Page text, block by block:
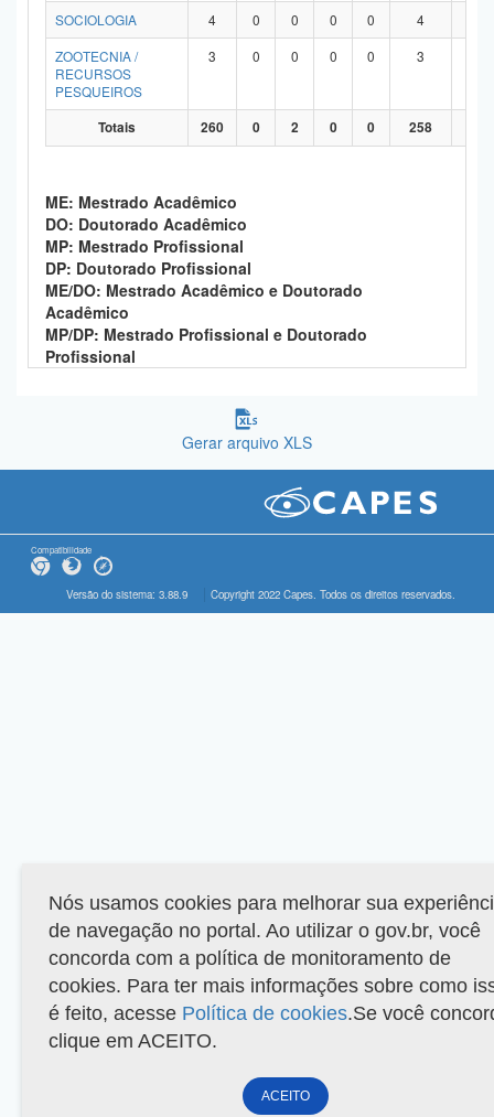
SOCIOLOGIA
4 0 0 0 0 4
ZOOTECNIA /
RECURSOS
PESQUEIROS
3 0 0 0 0 3
Totais 260 0 2 0 0 258
ME: Mestrado Acadêmico
DO: Doutorado Acadêmico
MP: Mestrado Profissional
DP: Doutorado Profissional
ME/DO: Mestrado Acadêmico e Doutorado
Acadêmico
MP/DP: Mestrado Profissional e Doutorado
Profissional
Gerar arquivo XLS
Compatibilidade
Versão do sistema: 3.88.9 Copyright 2022 Capes. Todos os direitos reservados.
Nós usamos cookies para melhorar sua
de navegação no portal. Ao utilizar o gov.br, você
concorda com a política de monitoramento de
cookies. Para ter mais informações sobre como
é feito, acesse Política de cookies.Se você
clique em ACEITO.
ACEITO